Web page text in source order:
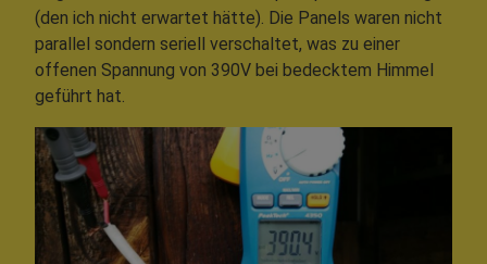
(den ich nicht erwartet hätte). Die Panels waren nicht
parallel sondern seriell verschaltet, was zu einer
offenen Spannung von 390V bei bedecktem Himmel
geführt hat.